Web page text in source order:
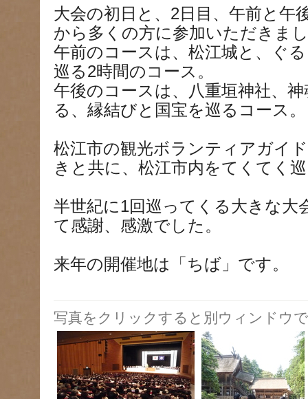
大会の初日と、2日目、午前と午
から多くの方に参加いただきま
午前のコースは、松江城と、ぐ
巡る2時間のコース。
午後のコースは、八重垣神社、
る、縁結びと国宝を巡るコース。
松江市の観光ボランティアガイ
きと共に、松江市内をてくてく
半世紀に1回巡ってくる大きな大
て感謝、感激でした。
来年の開催地は「ちば」です。
写真をクリックすると別ウィンドウ